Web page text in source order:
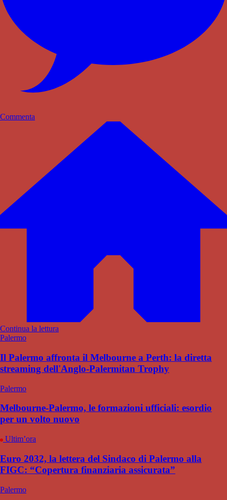
Commenta
Continua la lettura
Palermo
Il Palermo affronta il Melbourne a Perth: la diretta
streaming dell'Anglo-Palermitan Trophy
Palermo
Melbourne-Palermo, le formazioni ufficiali: esordio
per un volto nuovo
Ultim’ora
Euro 2032, la lettera del Sindaco di Palermo alla
FIGC: “Copertura finanziaria assicurata”
Palermo